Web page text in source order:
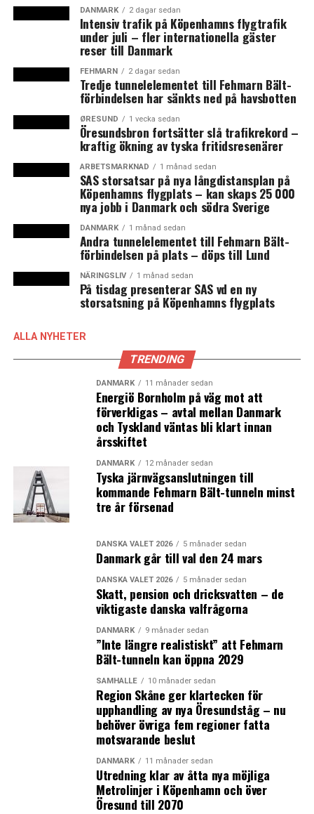
Uppgifterna är hämtade från Emigranternas Hus där
den stora migrationen mellan Sverige och Danmark
samt Sverige och Tyskland i slutet av 1800-talet kallas
för den glömda utvandringen.
Förra året bodde det 16 113 svenska medborgare i
Danmark, vilket är en ökning med 3 432 personer på tio
år. Antalet svenska medborgare som bor i den danska
delen av Öresundsregionen uppgår till 12 258, vilket är
en ökning med 3 427 personer.
Omvänt bodde det förra året 31 466 danska medborgare
i Sverige, en minskning med 8 251 på tio år. I Skåne bor
det 19 081 danska medborgare vilket är en minskning
med 4 973 på tio år. (News Øresund)
Den svenska arbetsmarknaden mattas av
Malmö stad inför anonyma jobbansökningar
DANMARK 2 dagar sedan
Intensiv trafik på Köpenhamns flygtrafik
under juli – fler internationella gäster
reser till Danmark
FEHMARN 2 dagar sedan
Tredje tunnelelementet till Fehmarn Bält-
förbindelsen har sänkts ned på havsbotten
ØRESUND 1 vecka sedan
Öresundsbron fortsätter slå trafikrekord –
kraftig ökning av tyska fritidsresenärer
ARBETSMARKNAD 1 månad sedan
SAS storsatsar på nya långdistansplan på
Köpenhamns flygplats – kan skaps 25 000
nya jobb i Danmark och södra Sverige
DANMARK 1 månad sedan
Andra tunnelelementet till Fehmarn Bält-
förbindelsen på plats – döps till Lund
NÄRINGSLIV 1 månad sedan
På tisdag presenterar SAS vd en ny
storsatsning på Köpenhamns flygplats
ALLA NYHETER
TRENDING
DANMARK 11 månader sedan
Energiö Bornholm på väg mot att
förverkligas – avtal mellan Danmark
och Tyskland väntas bli klart innan
årsskiftet
DANMARK 12 månader sedan
Tyska järnvägsanslutningen till
kommande Fehmarn Bält-tunneln minst
tre år försenad
DANSKA VALET 2026 5 månader sedan
Danmark går till val den 24 mars
DANSKA VALET 2026 5 månader sedan
Skatt, pension och dricksvatten – de
viktigaste danska valfrågorna
DANMARK 9 månader sedan
”Inte längre realistiskt” att Fehmarn
Bält-tunneln kan öppna 2029
SAMHÄLLE 10 månader sedan
Region Skåne ger klartecken för
upphandling av nya Öresundståg – nu
behöver övriga fem regioner fatta
motsvarande beslut
DANMARK 11 månader sedan
Utredning klar av åtta nya möjliga
Metrolinjer i Köpenhamn och över
Öresund till 2070